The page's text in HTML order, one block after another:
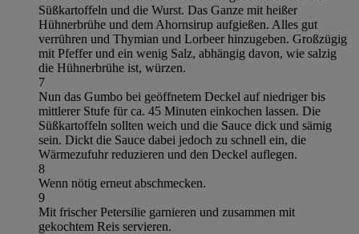
Süßkartoffeln und die Wurst. Das Ganze mit heißer
Hühnerbrühe und dem Ahornsirup aufgießen. Alles gut
verrühren und Thymian und Lorbeer hinzugeben. Großzügig
mit Pfeffer und ein wenig Salz, abhängig davon, wie salzig
die Hühnerbrühe ist, würzen.
7
Nun das Gumbo bei geöffnetem Deckel auf niedriger bis
mittlerer Stufe für ca. 45 Minuten einkochen lassen. Die
Süßkartoffeln sollten weich und die Sauce dick und sämig
sein. Dickt die Sauce dabei jedoch zu schnell ein, die
Wärmezufuhr reduzieren und den Deckel auflegen.
8
Wenn nötig erneut abschmecken.
9
Mit frischer Petersilie garnieren und zusammen mit
gekochtem Reis servieren.